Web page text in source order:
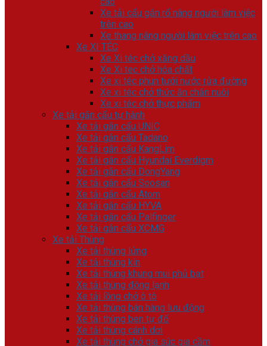
Xe tải cẩu gắn rổ nâng người làm việc
trên cao
Xe thang nâng người làm việc trên cao
Xe XI TÉC
Xe Xi téc chở xăng dầu
Xe Xi tec chở hóa chất
Xe xi téc phun tưới nước rửa đường
Xe xi téc chở thức ăn chăn nuôi
Xe xi téc chở thực phẩm
Xe tải gắn cẩu tự hành
Xe tải gắn cẩu UNIC
Xe tải gắn cẩu Tadano
Xe tải gắn cẩu KangLim
Xe tải gắn cẩu Hyundai Everdigm
Xe tải gắn cẩu DongYang
Xe tải gắn cẩu Soosan
Xe tải gắn cẩu Atom
Xe tải gắn cẩu HYVA
Xe tải gắn cẩu Palfinger
Xe tải gắn cẩu XCMG
Xe tải Thùng
Xe tải thùng lửng
Xe tải thùng kín
Xe tải thùng khung mui phủ bạt
Xe tải thùng đông lạnh
Xe tải lồng chở ô tô
Xe tải thùng bán hàng lưu động
Xe tải thùng ben tự đổ
Xe tải thùng cánh dơi
Xe tải thùng chở gia súc gia cầm